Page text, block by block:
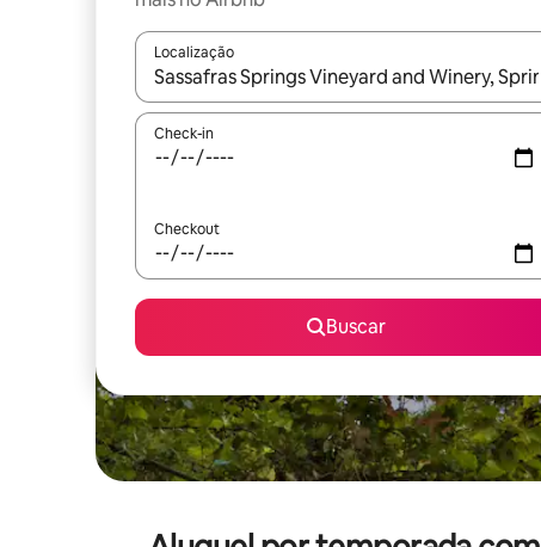
Localização
Quando os resultados estiverem disponíveis,
Check-in
Checkout
Buscar